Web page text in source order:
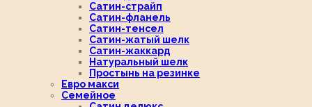
Сатин-страйп
Сатин-фланель
Сатин-тенсел
Сатин-жатый шелк
Сатин-жаккард
Натуральный шелк
Простынь на резинке
Евро макси
Семейное